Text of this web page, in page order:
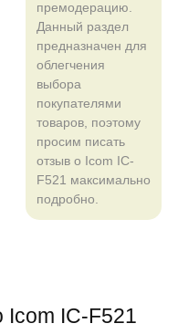
премодерацию.
Данный раздел
предназначен для
облегчения
выбора
покупателями
товаров, поэтому
просим писать
отзыв о Icom IC-
F521 максимально
подробно.
IC-F521